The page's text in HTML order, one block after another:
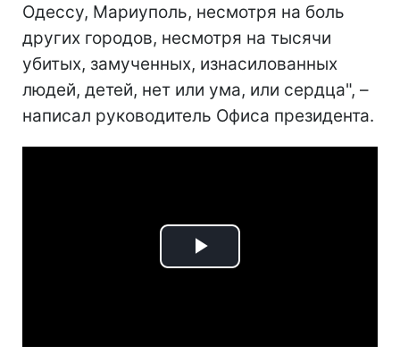
Одессу, Мариуполь, несмотря на боль
других городов, несмотря на тысячи
убитых, замученных, изнасилованных
людей, детей, нет или ума, или сердца", –
написал руководитель Офиса президента.
Play